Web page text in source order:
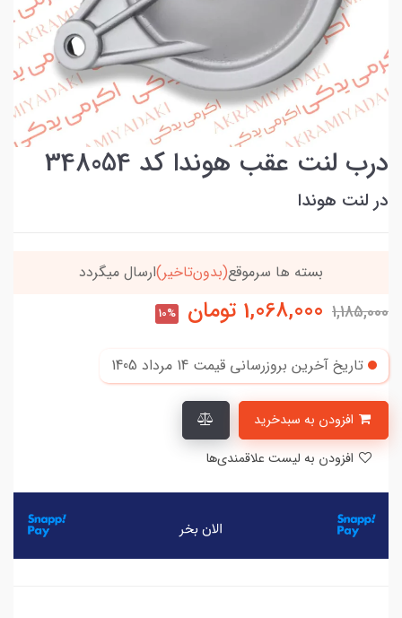
درب لنت عقب هوندا کد 348054
در لنت هوندا
بسته ها سرموقع(بدون‌تاخیر)ارسال میگردد
1,185,000
1,068,000 تومان 10%
تاریخ آخرین بروزرسانی قیمت 14 مرداد 1405